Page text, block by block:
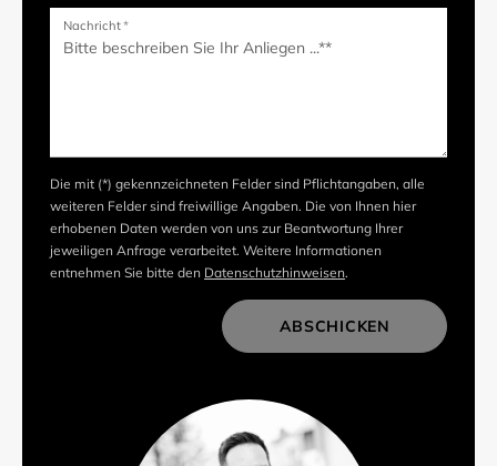
Nachricht*
Die mit (*) gekennzeichneten Felder sind Pflichtangaben, alle
weiteren Felder sind freiwillige Angaben. Die von Ihnen hier
erhobenen Daten werden von uns zur Beantwortung Ihrer
jeweiligen Anfrage verarbeitet. Weitere Informationen
entnehmen Sie bitte den Datenschutzhinweisen.
ABSCHICKEN